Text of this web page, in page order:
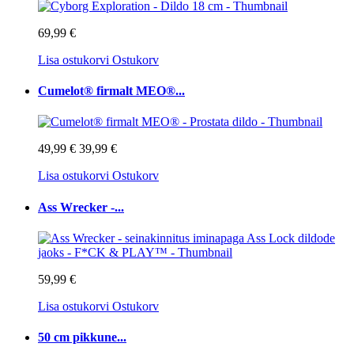
69,99 €
Lisa ostukorvi Ostukorv
Cumelot® firmalt MEO®...
49,99 € 39,99 €
Lisa ostukorvi Ostukorv
Ass Wrecker -...
59,99 €
Lisa ostukorvi Ostukorv
50 cm pikkune...